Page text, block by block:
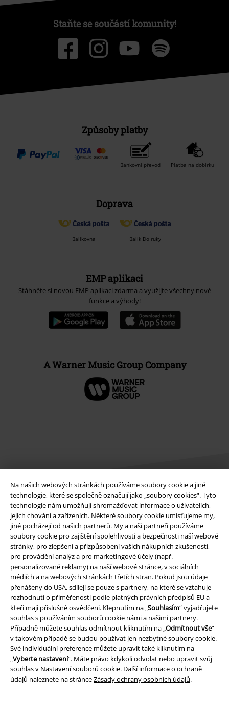
Na našich webových stránkách používáme soubory cookie a jiné
technologie, které se společně označují jako „soubory cookies“. Tyto
technologie nám umožňují shromažďovat informace o uživatelích,
jejich chování a zařízeních. Některé soubory cookie umísťujeme my,
jiné pocházejí od našich partnerů. My a naši partneři používáme
soubory cookie pro zajištění spolehlivosti a bezpečnosti naší webové
stránky, pro zlepšení a přizpůsobení vašich nákupních zkušeností,
pro provádění analýz a pro marketingové účely (např.
personalizované reklamy) na naší webové stránce, v sociálních
médiích a na webových stránkách třetích stran. Pokud jsou údaje
přenášeny do USA, sdílejí se pouze s partnery, na které se vztahuje
rozhodnutí o přiměřenosti podle platných právních předpisů EU a
kteří mají příslušné osvědčení. Klepnutím na „Souhlasím“ vyjadřujete
souhlas s používáním souborů cookie námi a našimi partnery.
Případně můžete souhlas odmítnout kliknutím na „Odmítnout vše“ -
v takovém případě se budou používat jen nezbytné soubory cookie.
Své individuální preference můžete upravit také kliknutím na
„Vyberte nastavení“. Máte právo kdykoli odvolat nebo upravit svůj
souhlas v Nastavení souborů cookie. Další informace o ochraně
údajů naleznete na stránceZásady ochrany osobních údajů.
Staňte se součástí komunity!
Způsoby platby
Bankovní převod Platba na dobírku
Doprava
Balíkovna Balík Do ruky
EMP aplikaci
Stáhněte si novou EMP aplikaci zdarma a využijte všechny nové
funkce a výhody!
A Warner Music Group Company
Právní informace
Podmínky
Prohlášení
Ochrana osobních údajů
Likvidace odpadu a ochrana životního prostředí
Prohlášení o shodě
Informace o přístupnosti
Nastavení souborů cookie